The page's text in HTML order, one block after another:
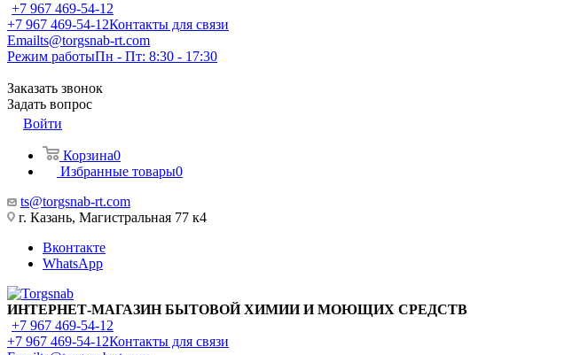
+7 967 469-54-12
+7 967 469-54-12Контакты для связи
Emailts@torgsnab-rt.com
Режим работыПн - Пт: 8:30 - 17:30
Заказать звонок
Задать вопрос
Войти
Корзина0
Избранные товары0
ts@torgsnab-rt.com
г. Казань, Магистральная 77 к4
Вконтакте
WhatsApp
ИНТЕРНЕТ-МАГАЗИН БЫТОВОЙ ХИМИИ И МОЮЩИХ СРЕДСТВ
+7 967 469-54-12
+7 967 469-54-12Контакты для связи